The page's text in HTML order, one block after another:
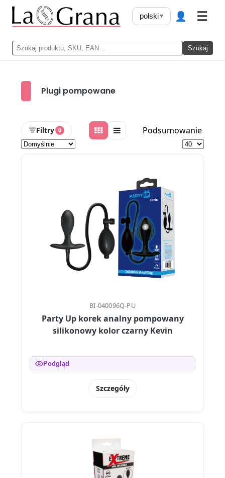
Szukaj
polski▾ 👤 ☰
Plugi pompowane
Filtry 0 Podsumowanie
BI-040096Q-PU
Party Up korek analny pompowany
silikonowy kolor czarny Kevin
Podgląd
Szczegóły